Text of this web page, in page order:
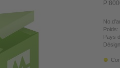
Poids:
Pays